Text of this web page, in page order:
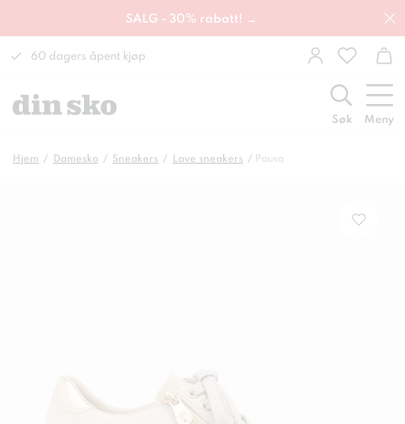
SALG - 30% rabatt! →
60 dagers åpent kjøp
Søk Meny
Hjem Damesko Sneakers Lave sneakers Pausa